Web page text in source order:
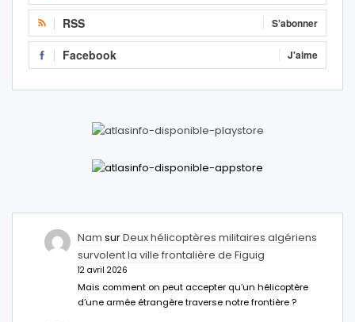
RSS S'abonner
Facebook J'aime
Nam surDeux hélicoptères militaires algériens
survolent la ville frontalière de Figuig
12 avril 2026
Mais comment on peut accepter qu’un hélicoptère
d’une armée étrangère traverse notre frontière ?